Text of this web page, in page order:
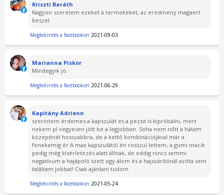
Kriszti Baráth
Nagyon szeretem ezeket a termekeket, az eredmeny magaert
beszel
Megtekintés a facebookon 2021-09-03
Marianna Piskor
Mindegyik jó.
Megtekintés a facebookon 2021-06-29
Kapitány Adrienn
szerintem érdemes a kapszulát és a pezsit is kipróbálni, mert
nekem pl vegyesen jött be a legjobban. Soha nem nőtt a hátam
közepénél hosszabbra, de a kettő kombinációjával már a
fenekemig ér A max kapszulától én rosszul lettem, a gumi macik
pedig még kísérletezés alatt állnak, de eddig nincs semmi
negatívum a hajápoló szett egy álom és a hajszárítónál azóta sem
találtam jobbat! Csak ajánlani tudom
Megtekintés a facebookon 2021-05-24